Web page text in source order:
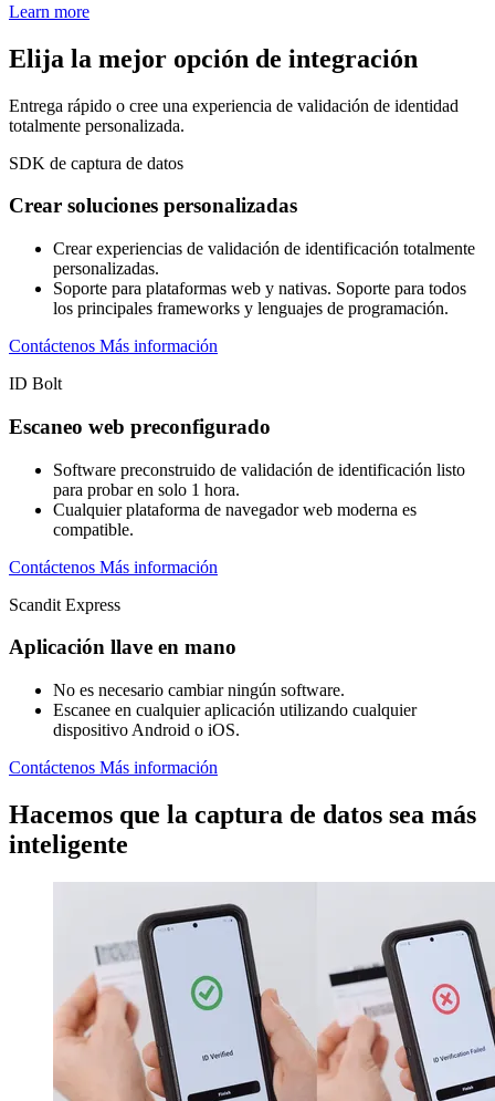
Learn more
Elija la mejor opción de integración
Entrega rápido o cree una experiencia de validación de identidad
totalmente personalizada.
SDK de captura de datos
Crear soluciones personalizadas
Crear experiencias de validación de identificación totalmente
personalizadas.
Soporte para plataformas web y nativas. Soporte para todos
los principales frameworks y lenguajes de programación.
Contáctenos Más información
ID Bolt
Escaneo web preconfigurado
Software preconstruido de validación de identificación listo
para probar en solo 1 hora.
Cualquier plataforma de navegador web moderna es
compatible.
Contáctenos Más información
Scandit Express
Aplicación llave en mano
No es necesario cambiar ningún software.
Escanee en cualquier aplicación utilizando cualquier
dispositivo Android o iOS.
Contáctenos Más información
Hacemos que la captura de datos sea más
inteligente